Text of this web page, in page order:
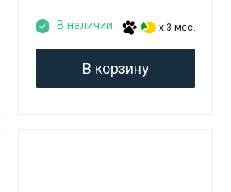
В наличии x 3 мес.
В корзину